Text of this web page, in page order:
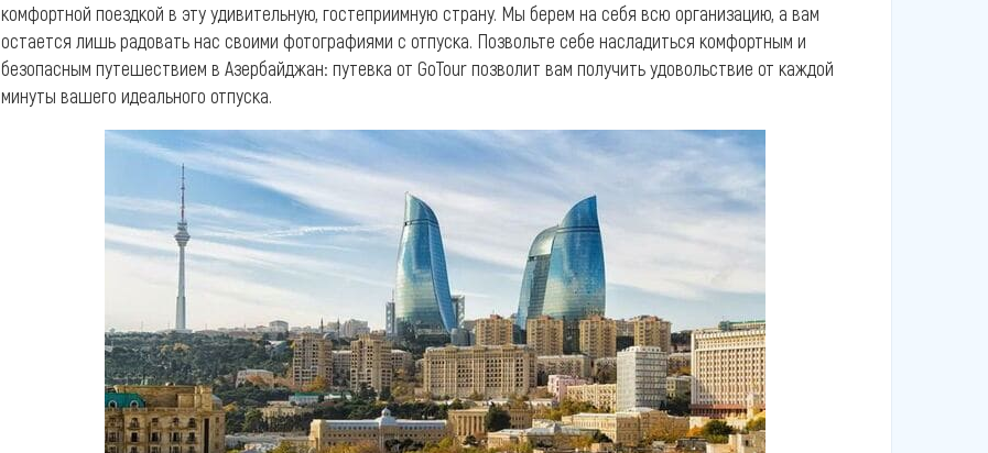
комфортной поездкой в эту удивительную, гостеприимную страну. Мы берем на себя всю организацию, а вам
остается лишь радовать нас своими фотографиями с отпуска. Позвольте себе насладиться комфортным и
безопасным путешествием в Азербайджан: путевка от GoTour позволит вам получить удовольствие от каждой
минуты вашего идеального отпуска.